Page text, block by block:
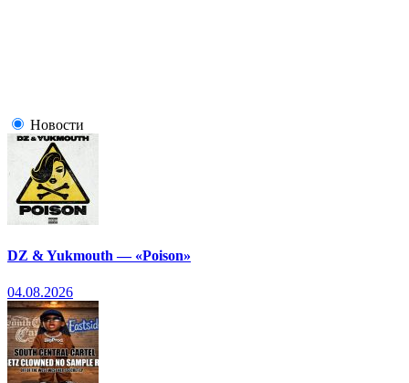
Новости
DZ & Yukmouth — «Poison»
04.08.2026